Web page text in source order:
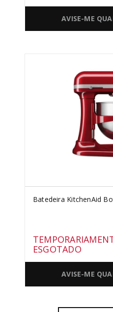
AVISE-ME
Batedeira KitchenAid
ESGOTADO
AVISE-ME